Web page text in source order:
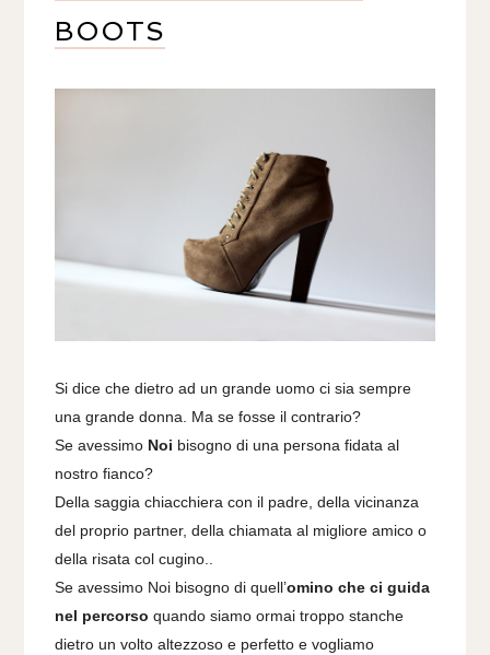
BOOTS
Si dice che dietro ad un grande uomo ci sia sempre
una grande donna. Ma se fosse il contrario?
Se avessimo Noi bisogno di una persona fidata al
nostro fianco?
Della saggia chiacchiera con il padre, della vicinanza
del proprio partner, della chiamata al migliore amico o
della risata col cugino..
Se avessimo Noi bisogno di quell’omino che ci guida
nel percorso quando siamo ormai troppo stanche
dietro un volto altezzoso e perfetto e vogliamo